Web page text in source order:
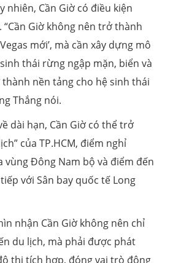
nhiên, Cần Giờ có điều kiện
Giờ không nên trở thành
Vegas mới’, mà cần xây dựng mô
thái rừng ngập mặn, biển và
nền tảng cho hệ sinh thái
Thắng nói.
dài hạn, Cần Giờ có thể trở
của TP.HCM, điểm nghỉ
vùng Đông Nam bộ và điểm đến
với Sân bay quốc tế Long
nhận Cần Giờ không nên chỉ
du lịch, mà phải được phát
thị tích hợp, đóng vai trò động